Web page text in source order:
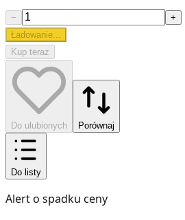
−
+
Ładowanie...
Kup teraz
Do ulubionych Porównaj
Do listy
Alert o spadku ceny